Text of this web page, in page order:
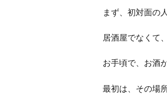
ー
級
ボ
まず、初対面の
居酒屋でなくて
お手頃で、お酒
最初は、その場